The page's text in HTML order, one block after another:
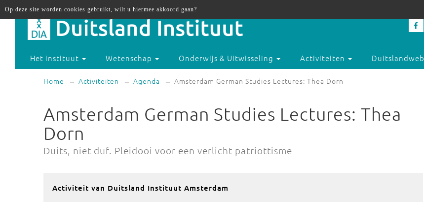
Het instituut Wetenschap Onderwijs & Uitwisseling Activiteiten Duitslandweb
Home Activiteiten Agenda Amsterdam German Studies Lectures: Thea Dorn
Amsterdam German Studies Lectures: Thea
Dorn
Duits, niet duf. Pleidooi voor een verlicht patriottisme
Activiteit van Duitsland Instituut Amsterdam
Op deze site worden cookies gebruikt, wilt u hiermee akkoord gaan?